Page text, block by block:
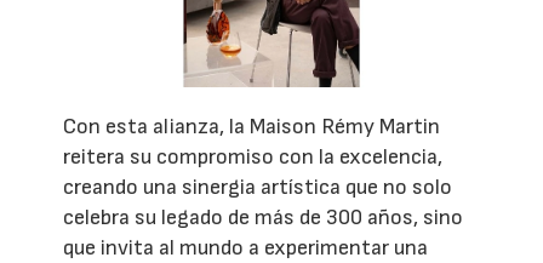
Con esta alianza, la Maison Rémy Martin
reitera su compromiso con la excelencia,
creando una sinergia artística que no solo
celebra su legado de más de 300 años, sino
que invita al mundo a experimentar una